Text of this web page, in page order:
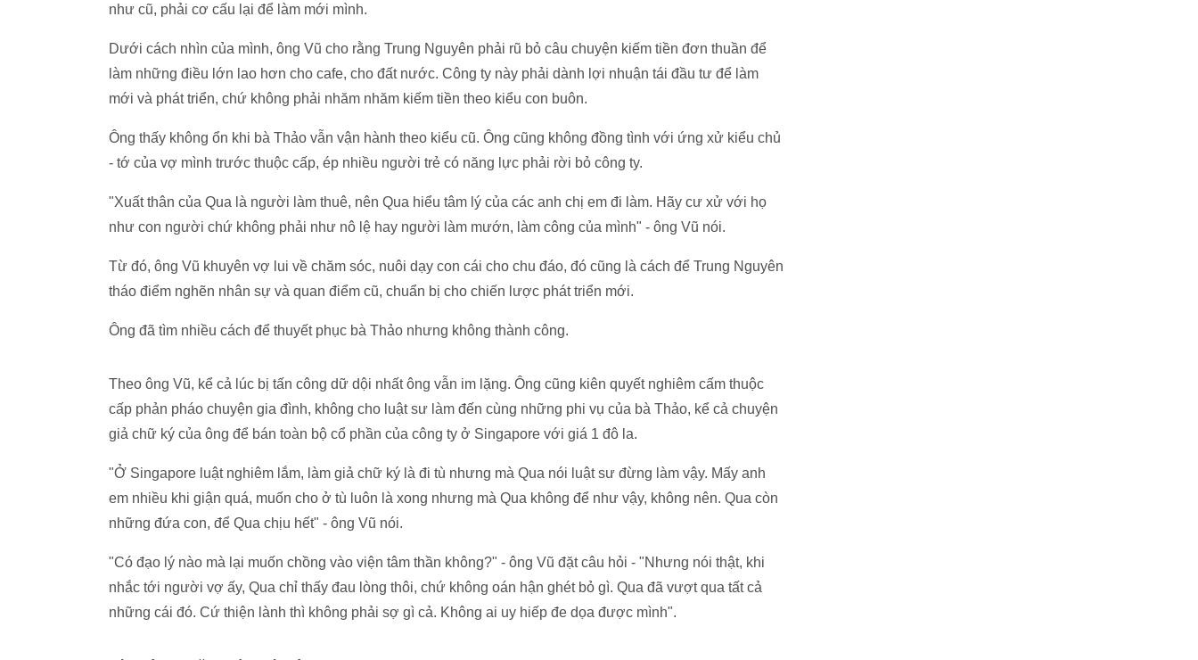
như cũ, phải cơ cấu lại để làm mới mình.
Dưới cách nhìn của mình, ông Vũ cho rằng Trung Nguyên phải rũ bỏ câu chuyện kiếm tiền đơn thuần để
làm những điều lớn lao hơn cho cafe, cho đất nước. Công ty này phải dành lợi nhuận tái đầu tư để làm
mới và phát triển, chứ không phải nhăm nhăm kiếm tiền theo kiểu con buôn.
Ông thấy không ổn khi bà Thảo vẫn vận hành theo kiểu cũ. Ông cũng không đồng tình với ứng xử kiểu chủ
- tớ của vợ mình trước thuộc cấp, ép nhiều người trẻ có năng lực phải rời bỏ công ty.
"Xuất thân của Qua là người làm thuê, nên Qua hiểu tâm lý của các anh chị em đi làm. Hãy cư xử với họ
như con người chứ không phải như nô lệ hay người làm mướn, làm công của mình" - ông Vũ nói.
Từ đó, ông Vũ khuyên vợ lui về chăm sóc, nuôi dạy con cái cho chu đáo, đó cũng là cách để Trung Nguyên
tháo điểm nghẽn nhân sự và quan điểm cũ, chuẩn bị cho chiến lược phát triển mới.
Ông đã tìm nhiều cách để thuyết phục bà Thảo nhưng không thành công.
Theo ông Vũ, kể cả lúc bị tấn công dữ dội nhất ông vẫn im lặng. Ông cũng kiên quyết nghiêm cấm thuộc
cấp phản pháo chuyện gia đình, không cho luật sư làm đến cùng những phi vụ của bà Thảo, kể cả chuyện
giả chữ ký của ông để bán toàn bộ cổ phần của công ty ở Singapore với giá 1 đô la.
"Ở Singapore luật nghiêm lắm, làm giả chữ ký là đi tù nhưng mà Qua nói luật sư đừng làm vậy. Mấy anh
em nhiều khi giận quá, muốn cho ở tù luôn là xong nhưng mà Qua không để như vậy, không nên. Qua còn
những đứa con, để Qua chịu hết" - ông Vũ nói.
"Có đạo lý nào mà lại muốn chồng vào viện tâm thần không?" - ông Vũ đặt câu hỏi - "Nhưng nói thật, khi
nhắc tới người vợ ấy, Qua chỉ thấy đau lòng thôi, chứ không oán hận ghét bỏ gì. Qua đã vượt qua tất cả
những cái đó. Cứ thiện lành thì không phải sợ gì cả. Không ai uy hiếp đe dọa được mình".